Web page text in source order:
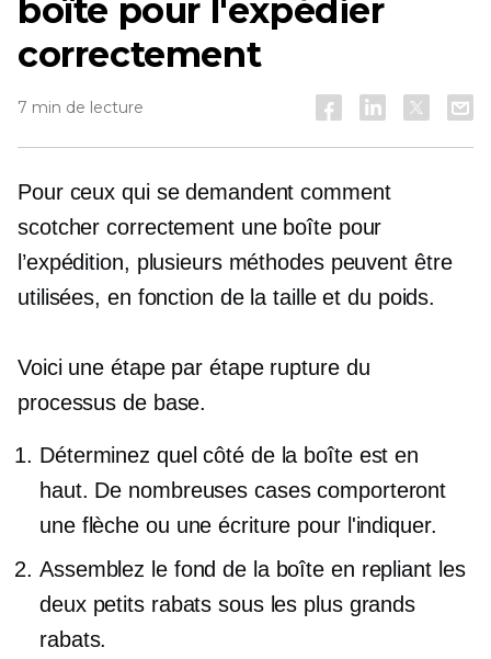
boîte pour l'expédier
correctement
7 min de lecture
Pour ceux qui se demandent comment
scotcher correctement une boîte pour
l’expédition, plusieurs méthodes peuvent être
utilisées, en fonction de la taille et du poids.
Voici uneétape par étaperupture du
processus de base.
Déterminez quel côté de la boîte est en
haut. De nombreuses cases comporteront
une flèche ou une écriture pour l'indiquer.
Assemblez le fond de la boîte en repliant les
deux petits rabats sous les plus grands
rabats.